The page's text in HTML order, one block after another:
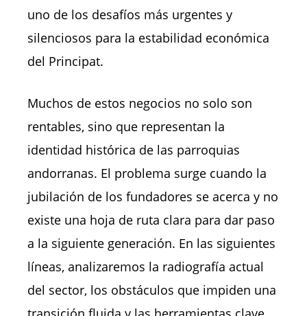
uno de los desafíos más urgentes y
silenciosos para la estabilidad económica
del Principat.
Muchos de estos negocios no solo son
rentables, sino que representan la
identidad histórica de las parroquias
andorranas. El problema surge cuando la
jubilación de los fundadores se acerca y no
existe una hoja de ruta clara para dar paso
a la siguiente generación. En las siguientes
líneas, analizaremos la radiografía actual
del sector, los obstáculos que impiden una